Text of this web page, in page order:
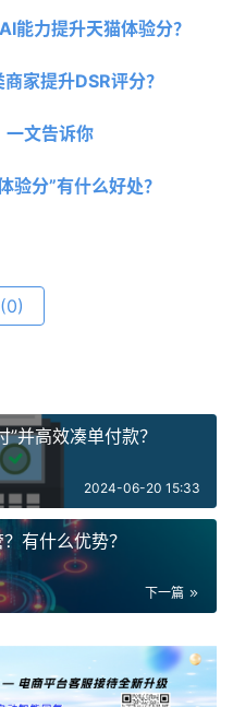
能力提升天猫体验分？
家提升DSR评分？
一文告诉你
验分”有什么好处？
(0)
并高效凑单付款？
2024-06-20 15:33
有什么优势？
下一篇